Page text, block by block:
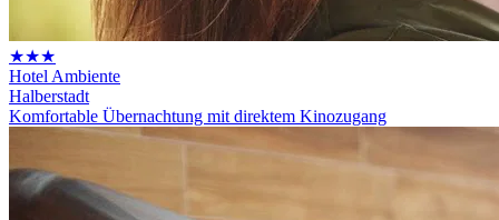
★★★
Hotel Ambiente
Halberstadt
Komfortable Übernachtung mit direktem Kinozugang